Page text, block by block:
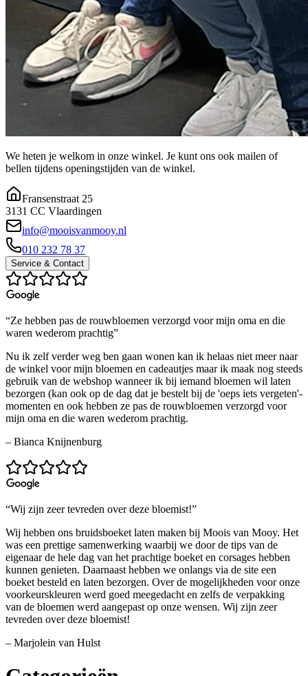
We heten je welkom in onze winkel. Je kunt ons ook mailen of
bellen tijdens openingstijden van de winkel.
Fransenstraat 25
3131 CC Vlaardingen
info@mooisvanmooy.nl
010 232 78 37
Service & Contact
“Ze hebben pas de rouwbloemen verzorgd voor mijn oma en die
waren wederom prachtig”
Nu ik zelf verder weg ben gaan wonen kan ik helaas niet meer naar
de winkel voor mijn bloemen en cadeautjes maar ik maak nog steeds
gebruik van de webshop wanneer ik bij iemand bloemen wil laten
bezorgen (kan ook op de dag dat je bestelt bij de 'oeps iets vergeten'-
momenten en ook hebben ze pas de rouwbloemen verzorgd voor
mijn oma en die waren wederom prachtig.
– Bianca Knijnenburg
“Wij zijn zeer tevreden over deze bloemist!”
Wij hebben ons bruidsboeket laten maken bij Moois van Mooy. Het
was een prettige samenwerking waarbij we door de tips van de
eigenaar de hele dag van het prachtige boeket en corsages hebben
kunnen genieten. Daarnaast hebben we onlangs via de site een
boeket besteld en laten bezorgen. Over de mogelijkheden voor onze
voorkeurskleuren werd goed meegedacht en zelfs de verpakking
van de bloemen werd aangepast op onze wensen. Wij zijn zeer
tevreden over deze bloemist!
– Marjolein van Hulst